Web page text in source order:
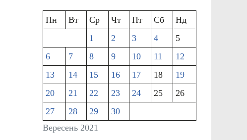
Вересень 2021
Пн Вт Ср Чт Пт Сб
Нд
1
2 3 4
5
6
7 8 9 10 11
12
13
14 15 16 17 18
19
20
21 22 23 24 25
26
27
28 29 30